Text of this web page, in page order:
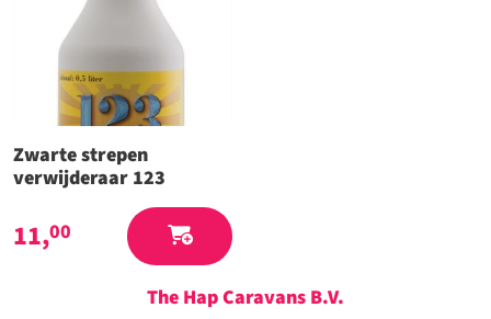
Zwarte strepen
verwijderaar 123
11,00
The Hap Caravans B.V.